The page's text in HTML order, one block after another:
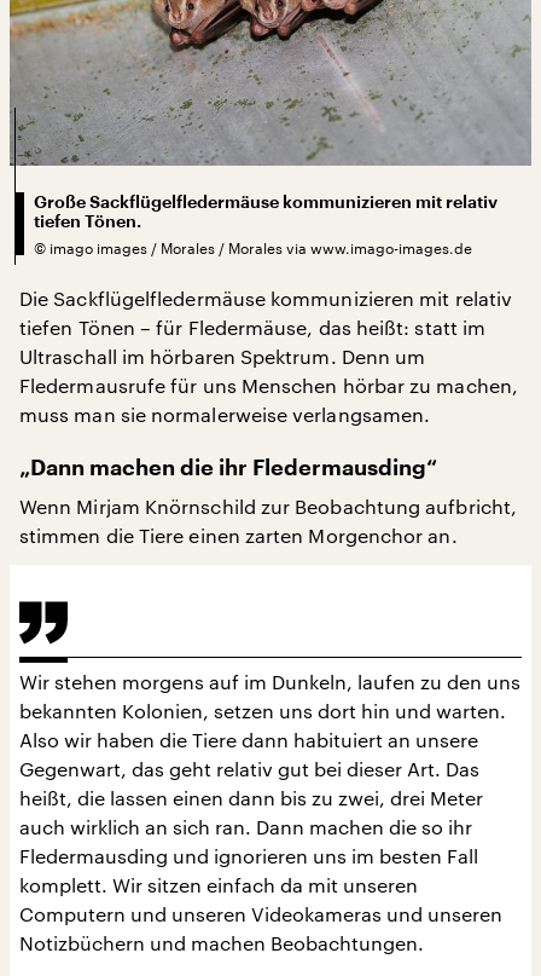
Große Sackflügelfledermäuse kommunizieren mit relativ
tiefen Tönen.
© imago images / Morales / Morales via www.imago-images.de
Die Sackflügelfledermäuse kommunizieren mit relativ
tiefen Tönen – für Fledermäuse, das heißt: statt im
Ultraschall im hörbaren Spektrum. Denn um
Fledermausrufe für uns Menschen hörbar zu machen,
muss man sie normalerweise verlangsamen.
„Dann machen die ihr Fledermausding“
Wenn Mirjam Knörnschild zur Beobachtung aufbricht,
stimmen die Tiere einen zarten Morgenchor an.
Wir stehen morgens auf im Dunkeln, laufen zu den uns
bekannten Kolonien, setzen uns dort hin und warten.
Also wir haben die Tiere dann habituiert an unsere
Gegenwart, das geht relativ gut bei dieser Art. Das
heißt, die lassen einen dann bis zu zwei, drei Meter
auch wirklich an sich ran. Dann machen die so ihr
Fledermausding und ignorieren uns im besten Fall
komplett. Wir sitzen einfach da mit unseren
Computern und unseren Videokameras und unseren
Notizbüchern und machen Beobachtungen.